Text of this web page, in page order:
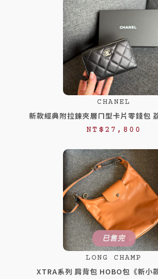
CHANEL
新款經典附拉鍊夾層ㄇ型卡片零錢包
NT$ 27,800
已售完
LONG CHAMP
XTRA系列 肩背包 HOBO包《新小